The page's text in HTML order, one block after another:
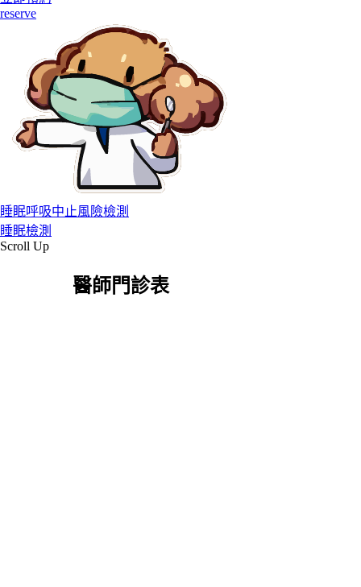
reserve
睡眠呼吸中止風險檢測
睡眠檢測
Scroll Up
醫師門診表